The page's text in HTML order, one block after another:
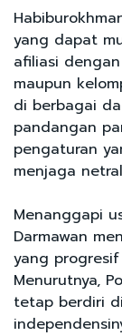
yang dapat
afiliasi
maupun
di berbagai
pandangan
pengaturan
menjaga
Menanggapi
Darmawan
yang
Menurutnya,
tetap berdiri